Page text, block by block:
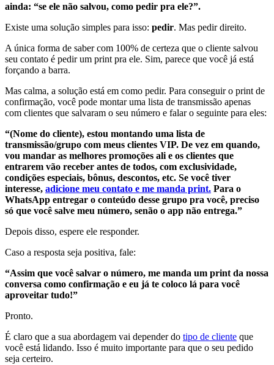
ainda: “se ele não salvou, como pedir pra ele?”.
Existe uma solução simples para isso: pedir. Mas pedir direito.
A única forma de saber com 100% de certeza que o cliente salvou
seu contato é pedir um print pra ele. Sim, parece que você já está
forçando a barra.
Mas calma, a solução está em como pedir. Para conseguir o print de
confirmação, você pode montar uma lista de transmissão apenas
com clientes que salvaram o seu número e falar o seguinte para eles:
“(Nome do cliente), estou montando uma lista de
transmissão/grupo com meus clientes VIP. De vez em quando,
vou mandar as melhores promoções ali e os clientes que
entrarem vão receber antes de todos, com exclusividade,
condições especiais, bônus, descontos, etc. Se você tiver
interesse, adicione meu contato e me manda print. Para o
WhatsApp entregar o conteúdo desse grupo pra você, preciso
só que você salve meu número, senão o app não entrega.”
Depois disso, espere ele responder.
Caso a resposta seja positiva, fale:
“Assim que você salvar o número, me manda um print da nossa
conversa como confirmação e eu já te coloco lá para você
aproveitar tudo!”
Pronto.
É claro que a sua abordagem vai depender do tipo de cliente que
você está lidando. Isso é muito importante para que o seu pedido
seja certeiro.